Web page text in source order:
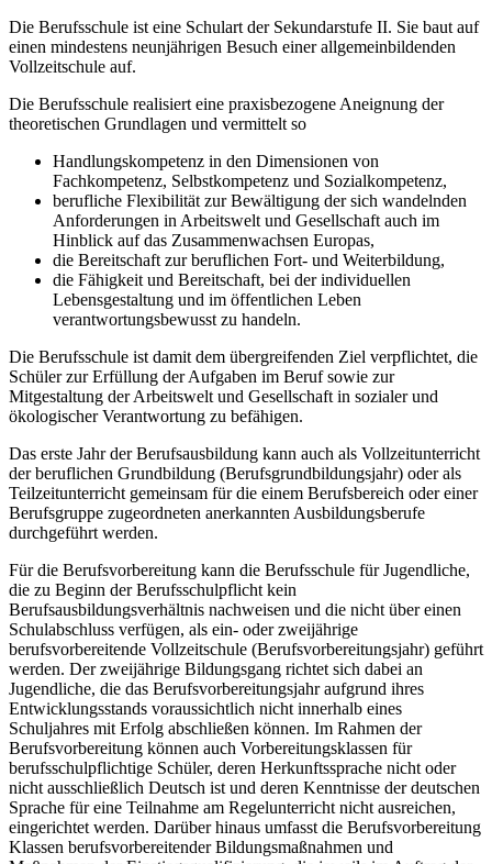
Die Berufsschule ist eine Schulart der Sekundarstufe II. Sie baut auf
einen mindestens neunjährigen Besuch einer allgemeinbildenden
Vollzeitschule auf.
Die Berufsschule realisiert eine praxisbezogene Aneignung der
theoretischen Grundlagen und vermittelt so
Handlungskompetenz in den Dimensionen von
Fachkompetenz, Selbstkompetenz und Sozialkompetenz,
berufliche Flexibilität zur Bewältigung der sich wandelnden
Anforderungen in Arbeitswelt und Gesellschaft auch im
Hinblick auf das Zusammenwachsen Europas,
die Bereitschaft zur beruflichen Fort- und Weiterbildung,
die Fähigkeit und Bereitschaft, bei der individuellen
Lebensgestaltung und im öffentlichen Leben
verantwortungsbewusst zu handeln.
Die Berufsschule ist damit dem übergreifenden Ziel verpflichtet, die
Schüler zur Erfüllung der Aufgaben im Beruf sowie zur
Mitgestaltung der Arbeitswelt und Gesellschaft in sozialer und
ökologischer Verantwortung zu befähigen.
Das erste Jahr der Berufsausbildung kann auch als Vollzeitunterricht
der beruflichen Grundbildung (Berufsgrundbildungsjahr) oder als
Teilzeitunterricht gemeinsam für die einem Berufsbereich oder einer
Berufsgruppe zugeordneten anerkannten Ausbildungsberufe
durchgeführt werden.
Für die Berufsvorbereitung kann die Berufsschule für Jugendliche,
die zu Beginn der Berufsschulpflicht kein
Berufsausbildungsverhältnis nachweisen und die nicht über einen
Schulabschluss verfügen, als ein- oder zweijährige
berufsvorbereitende Vollzeitschule (Berufsvorbereitungsjahr) geführt
werden. Der zweijährige Bildungsgang richtet sich dabei an
Jugendliche, die das Berufsvorbereitungsjahr aufgrund ihres
Entwicklungsstands voraussichtlich nicht innerhalb eines
Schuljahres mit Erfolg abschließen können. Im Rahmen der
Berufsvorbereitung können auch Vorbereitungsklassen für
berufsschulpflichtige Schüler, deren Herkunftssprache nicht oder
nicht ausschließlich Deutsch ist und deren Kenntnisse der deutschen
Sprache für eine Teilnahme am Regelunterricht nicht ausreichen,
eingerichtet werden. Darüber hinaus umfasst die Berufsvorbereitung
Klassen berufsvorbereitender Bildungsmaßnahmen und